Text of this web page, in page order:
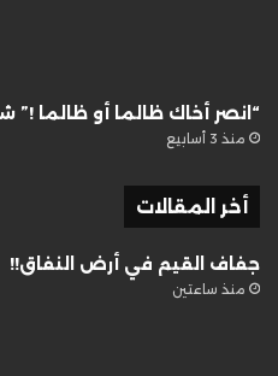
“انصر أخاك ظالما أو ظالما !”
منذ 3 أسابيع
أخر المقالات
جفاف القيم في أرض النفاق!!
منذ ساعتين